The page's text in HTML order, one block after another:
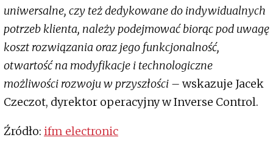
uniwersalne, czy też dedykowane do indywidualnych
potrzeb klienta, należy podejmować biorąc pod uwagę
koszt rozwiązania oraz jego funkcjonalność,
otwartość na modyfikacje i technologiczne
możliwości rozwoju w przyszłości –wskazuje Jacek
Czeczot, dyrektor operacyjny w Inverse Control.
Źródło: ifm electronic